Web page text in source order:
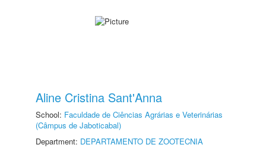
Aline Cristina Sant'Anna
School: Faculdade de Ciências Agrárias e Veterinárias
(Câmpus de Jaboticabal)
Department: DEPARTAMENTO DE ZOOTECNIA